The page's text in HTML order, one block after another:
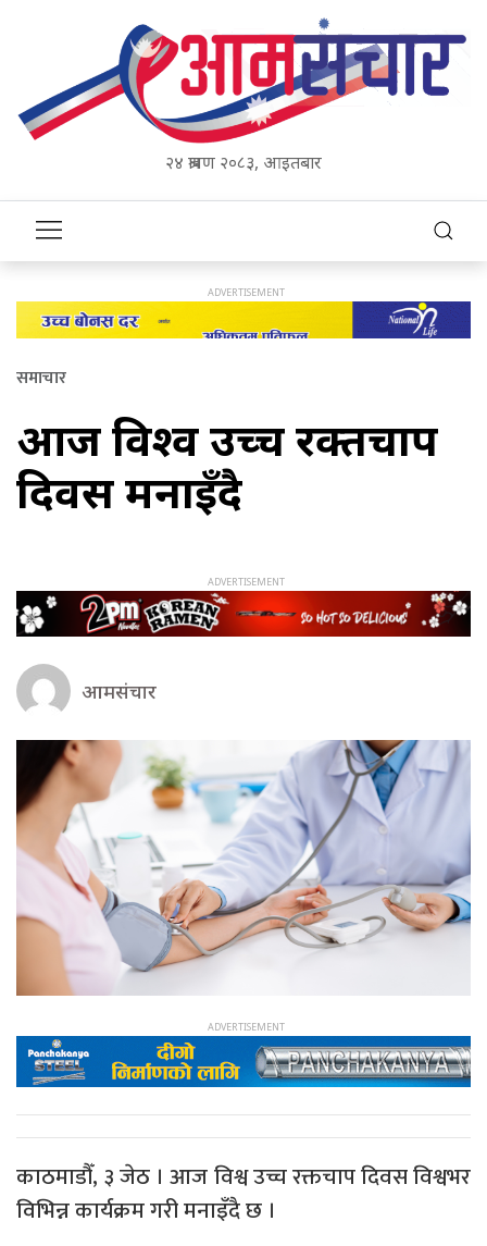
२४ श्रावण २०८३, आइतबार
समाचार
आज विश्व उच्च रक्तचाप
दिवस मनाइँदै
आमसंचार
काठमाडौँ, ३ जेठ । आज विश्व उच्च रक्तचाप दिवस विश्वभर
विभिन्न कार्यक्रम गरी मनाइँदै छ ।